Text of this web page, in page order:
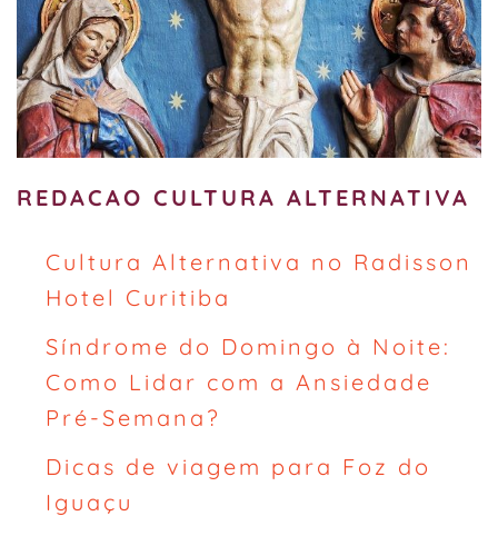
REDACAO CULTURA ALTERNATIVA
Cultura Alternativa no Radisson
Hotel Curitiba
Síndrome do Domingo à Noite:
Como Lidar com a Ansiedade
Pré-Semana?
Dicas de viagem para Foz do
Iguaçu